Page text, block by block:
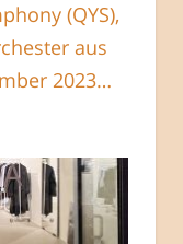
(QYS),
aus
2023…